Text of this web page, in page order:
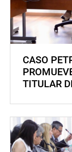
CASO
TITULAR